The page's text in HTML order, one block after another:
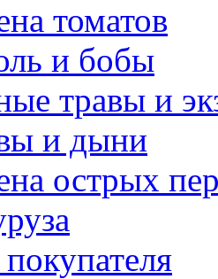
томатов
и бобы
травы и
и дыни
острых